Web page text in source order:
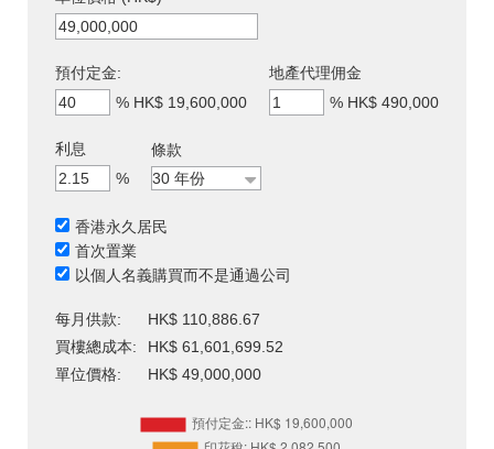
預付定金:
% HK$ 19,600,000
地產代理佣金
% HK$ 490,000
利息
%
條款
香港永久居民
首次置業
以個人名義購買而不是通過公司
每月供款:
HK$ 110,886.67
買樓總成本:
HK$ 61,601,699.52
單位價格:
HK$ 49,000,000